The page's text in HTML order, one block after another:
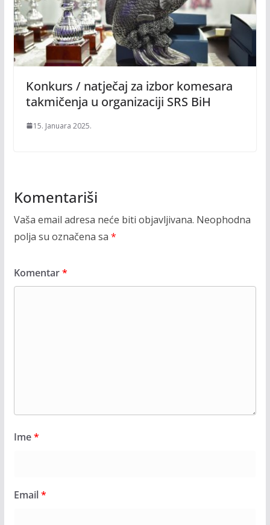
Konkurs / natječaj za izbor komesara
takmičenja u organizaciji SRS BiH
15. Januara 2025.
Komentariši
Vaša email adresa neće biti objavljivana. Neophodna
polja su označena sa *
Komentar*
Ime*
Email*